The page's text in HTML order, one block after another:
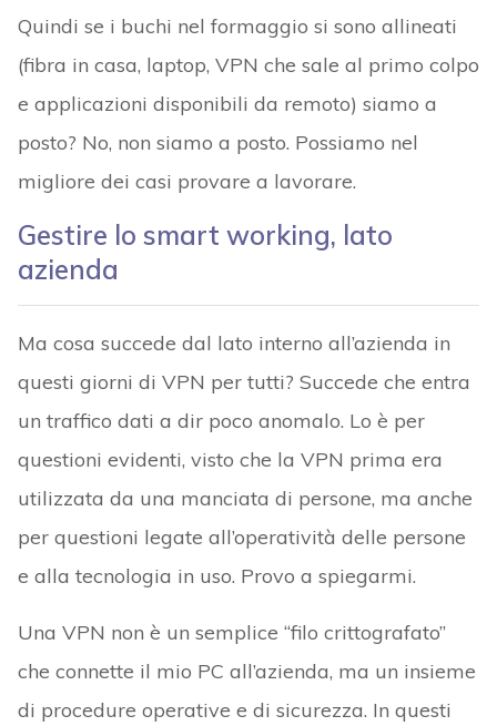
Quindi se i buchi nel formaggio si sono allineati
(fibra in casa, laptop, VPN che sale al primo colpo
e applicazioni disponibili da remoto) siamo a
posto? No, non siamo a posto. Possiamo nel
migliore dei casi provare a lavorare.
Gestire lo smart working, lato
azienda
Ma cosa succede dal lato interno all’azienda in
questi giorni di VPN per tutti? Succede che entra
un traffico dati a dir poco anomalo. Lo è per
questioni evidenti, visto che la VPN prima era
utilizzata da una manciata di persone, ma anche
per questioni legate all’operatività delle persone
e alla tecnologia in uso. Provo a spiegarmi.
Una VPN non è un semplice “filo crittografato”
che connette il mio PC all’azienda, ma un insieme
di procedure operative e di sicurezza. In questi